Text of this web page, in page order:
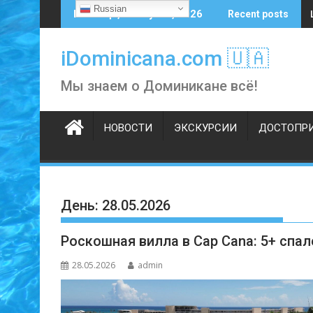
Skip
to
Пятница, 7 августа, 2026 Recent posts
iDominicana.com 🇺🇦
Мы знаем о Доминикане всё!
НОВОСТИ ЭКСКУРСИИ
День: 28.05.2026
Роскошная вилла в Cap Cana: 5+
28.05.2026 admin
Russian